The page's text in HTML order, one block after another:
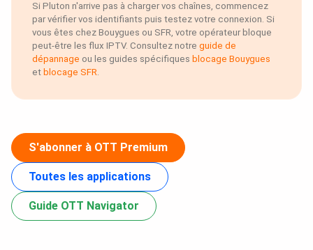
Si Pluton n'arrive pas à charger vos chaînes, commencez
par vérifier vos identifiants puis testez votre connexion. Si
vous êtes chez Bouygues ou SFR, votre opérateur bloque
peut-être les flux IPTV. Consultez notre guide de
dépannage ou les guides spécifiques blocage Bouygues
et blocage SFR.
S'abonner à OTT Premium
Toutes les applications
Guide OTT Navigator